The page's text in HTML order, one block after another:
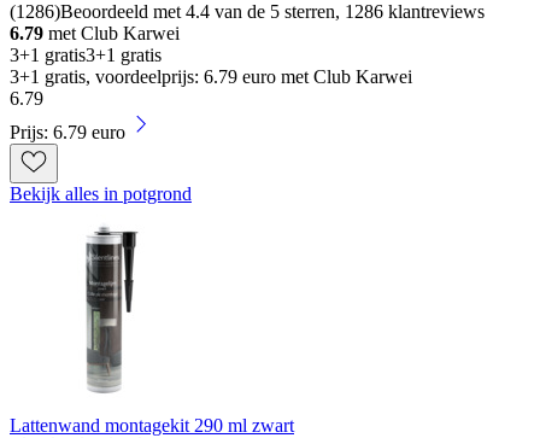
(1286)Beoordeeld met 4.4 van de 5 sterren, 1286 klantreviews
6.79 met Club Karwei
3+1 gratis3+1 gratis
3+1 gratis, voordeelprijs: 6.79 euro met Club Karwei
6.79
Prijs: 6.79 euro
Bekijk alles in potgrond
Lattenwand montagekit 290 ml zwart